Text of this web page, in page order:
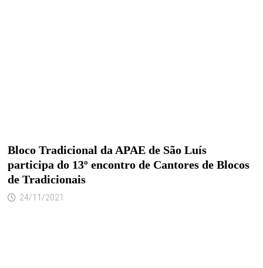
Bloco Tradicional da APAE de São Luís
participa do 13º encontro de Cantores de Blocos
de Tradicionais
24/11/2021